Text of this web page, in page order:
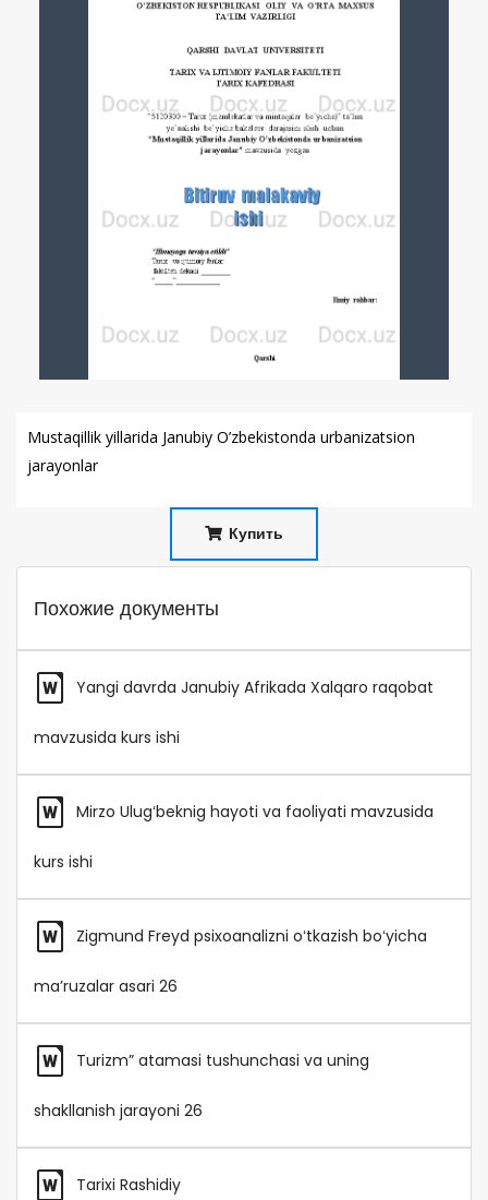
Mustaqillik yillarida Janubiy O’zbekistonda urbanizatsion
jarayonlar
Купить
Похожие документы
Yangi davrda Janubiy Afrikada Xalqaro raqobat
mavzusida kurs ishi
Mirzo Ulugʻbeknig hayoti va faoliyati mavzusida
kurs ishi
Zigmund Freyd psixoanalizni oʻtkazish boʻyicha
maʼruzalar asari 26
Turizm” atamasi tushunchasi va uning
shakllanish jarayoni 26
Tarixi Rashidiy